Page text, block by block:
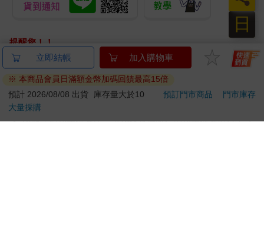
提醒您！！
金石堂及銀行均不會請您操作ATM! 如接獲電話要求您前往
ATM提款機，請不要聽從指示，以免受騙上當！
退換貨須知：
**提醒您，鑑賞期不等於試用期，退回商品須為全新狀態**
依據「消費者保護法」第19條及行政院消費者保護處公告之
立即結帳 加入購物車
※ 本商品會員日滿額金幣加碼回饋最高15倍
預計 2026/08/08 出貨
庫存量大於10 預訂門市商品
門市庫存
大量採購
日